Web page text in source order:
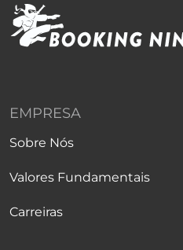
EMPRESA
Sobre Nós
Valores Fundamentais
Carreiras